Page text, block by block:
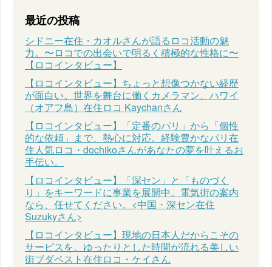
最近の投稿
シドニー在住・カオルさんが語るロコ活動の魅
力。〜ロコでの出会いで明るく積極的な性格に〜
【ロコインタビュー】
【ロコインタビュー】ちょっと想像つかない経歴
が面白い。世界を舞台に働くカメラマン、ハワイ
（オアフ島）在住ロコ Kaychanさん
【ロコインタビュー】「定番のパリ」から「個性
的な依頼」まで、熱心に対応。経験豊かなパリ在
住人気ロコ・dochikoさんがあなたの夢を叶えるお
手伝い。
【ロコインタビュー】「深セン」と「ものづく
り」をキーワードに事業を展開中。電気街の案内
なら、任せてください。<中国・深セン在住
Suzukyさん>
【ロコインタビュー】現地の日本人だからこその
サービスを。ゆったりとした時間が流れる美しい
街ブダペスト在住ロコ・ケイさん